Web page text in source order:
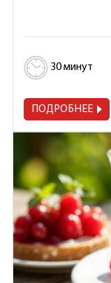
30 минут
ПОДРОБНЕЕ